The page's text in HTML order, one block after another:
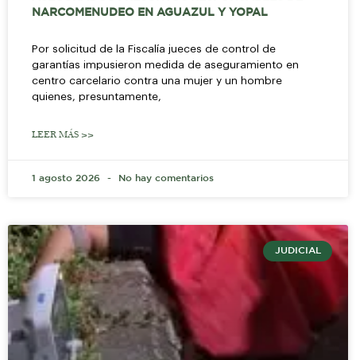
NARCOMENUDEO EN AGUAZUL Y YOPAL
Por solicitud de la Fiscalía jueces de control de
garantías impusieron medida de aseguramiento en
centro carcelario contra una mujer y un hombre
quienes, presuntamente,
LEER MÁS >>
1 agosto 2026 No hay comentarios
JUDICIAL